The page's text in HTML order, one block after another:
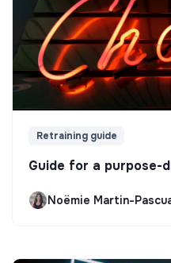
Retraining guide
Guide for a purpose-
Noëmie Martin-